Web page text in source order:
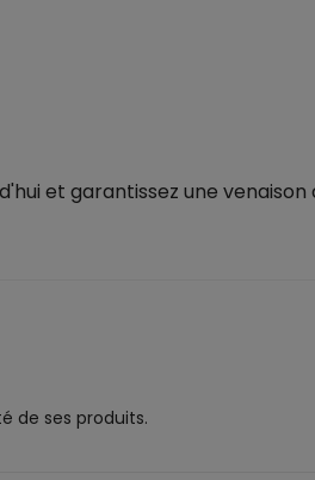
et garantissez une
de ses produits.